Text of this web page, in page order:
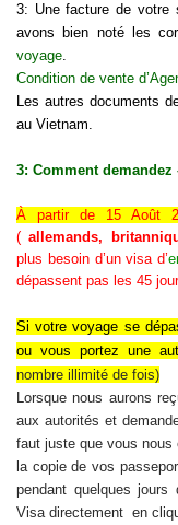
3: Une facture de votre
avons bien noté les
voyage.
Condition de vente
Les autres documents
au Vietnam.
3: Comment
À partir de 15 Août
(allemands,
plus besoin d’un visa d’
dépassent pas les 45
Sivotre voyage se
ou vous portez une
nombre illimité de fois)
Lorsque nous aurons
aux autorités et
faut juste que vous
la copie de vos
pendant quelques
Visa directement en